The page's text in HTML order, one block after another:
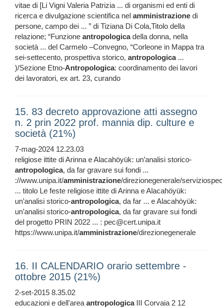
vitae di [Li Vigni Valeria Patrizia ... di organismi ed enti di
ricerca e divulgazione scientifica nel amministrazione di
persone, campo dei ... ” di Tiziana Di Cola,Titolo della
relazione; “Funzione antropologicadella donna, nella
società ... del Carmelo –Convegno, “Corleone in Mappa tra
sei-settecento, prospettiva storico, antropologica...
)/Sezione Etno-Antropologica: coordinamento dei lavori
dei lavoratori, ex art. 23, curando
15. 83 decreto approvazione atti assegno
n. 2 prin 2022 prof. mannia dip. culture e
società (21%)
7-mag-2024 12.23.03
religiose ittite di Arinna e Alacahöyük: un’analisi storico-
antropologica, da far gravare sui fondi ...
://www.unipa.it/amministrazione/direzionegenerale/
... titolo Le feste religiose ittite di Arinna e Alacahöyük:
un’analisi storico-antropologica, da far ... e Alacahöyük:
un’analisi storico-antropologica, da far gravare sui fondi
del progetto PRIN 2022 ... : pec@cert.unipa.it
https://www.unipa.it/amministrazione/direzionegenerale
16. II CALENDARIO orario settembre -
ottobre 2015 (21%)
2-set-2015 8.35.02
educazioni e dell'areaantropologicaIII Corvaia 2 12